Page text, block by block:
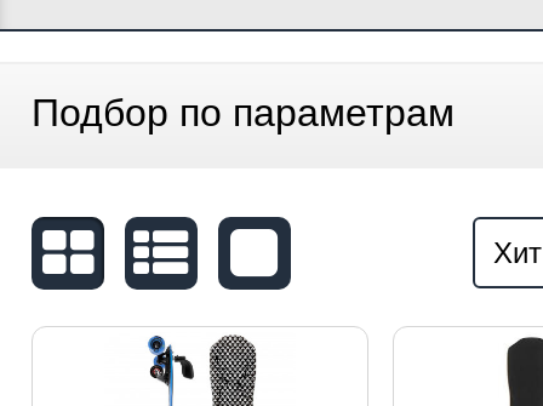
Подбор по параметрам